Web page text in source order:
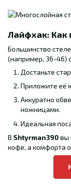
Лайфхак: Как
Большинство
(например, 36-46)
Достаньте
Приложите её
Аккуратно
ножницами.
Идеальная
В Shtyrman390вы
кофе, а комфорта